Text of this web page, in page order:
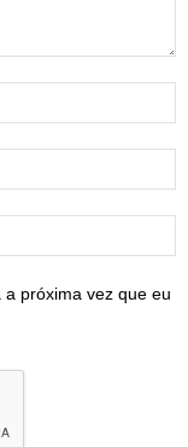
próxima vez que eu